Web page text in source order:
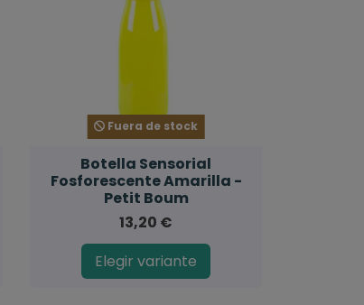
Fuera de stock
Botella Sensorial
Fosforescente Amarilla -
Petit Boum
13,20 €
Elegir variante